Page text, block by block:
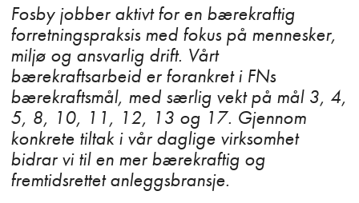
Fosby jobber aktivt for en bærekraftig
forretningspraksis med fokus på mennesker,
miljø og ansvarlig drift. Vårt
bærekraftsarbeid er forankret i FNs
bærekraftsmål, med særlig vekt på mål 3, 4,
5, 8, 10, 11, 12, 13 og 17. Gjennom
konkrete tiltak i vår daglige virksomhet
bidrar vi til en mer bærekraftig og
fremtidsrettet anleggsbransje.